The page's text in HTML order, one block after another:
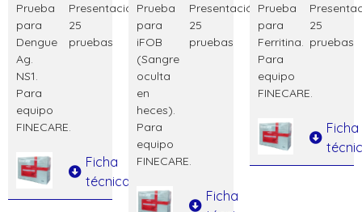
Prueba
para
Dengue
Ag.
NS1.
Para
equipo
FINECARE.
Presentación:
25
pruebas
Ficha
técnica
Prueba
para
iFOB
(Sangre
oculta
en
heces).
Para
equipo
FINECARE.
Presentación:
25
pruebas
Ficha
Prueba
para
Ferritina.
Para
equipo
FINECARE.
25
pruebas
Ficha